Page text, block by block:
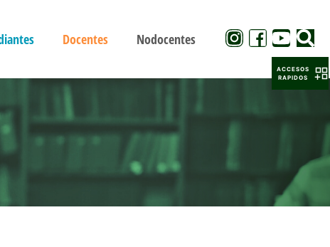
Docentes Nodocentes
ACCESOS
RAPIDOS